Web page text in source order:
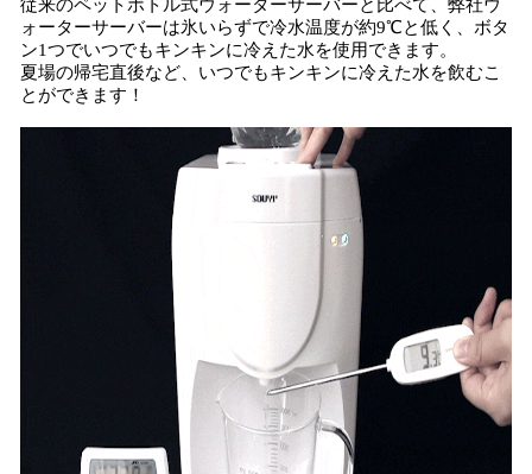
従来のペットボトル式ウォーターサーバーと比べて、弊社ウ
ォーターサーバーは氷いらずで冷水温度が約9℃と低く、ボタ
ン1つでいつでもキンキンに冷えた水を使用できます。
夏場の帰宅直後など、いつでもキンキンに冷えた水を飲むこ
とができます！